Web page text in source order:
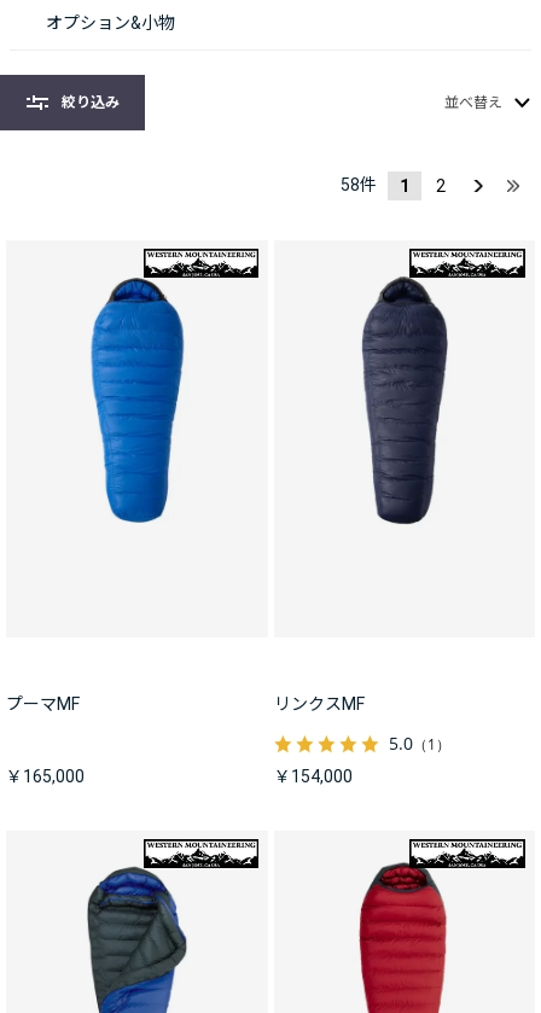
絞り込み 並べ替え
58件 1 2
プーマMF
￥165,000
リンクスMF
5.0（1）
￥154,000
オプション&小物